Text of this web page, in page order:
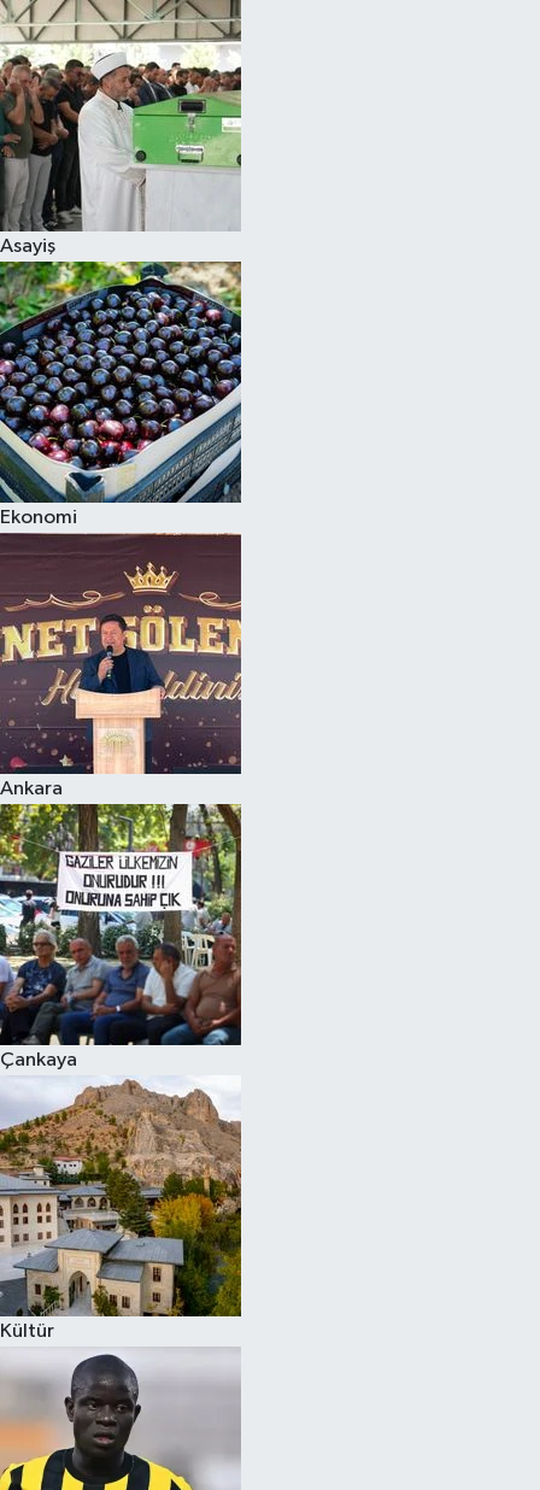
Asayiş
Ekonomi
Ankara
Çankaya
Kültür
Televizyon
Yaşam-Çevre